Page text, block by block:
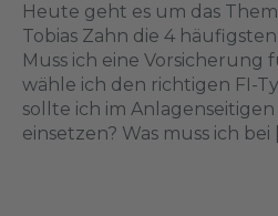
Heute geht es um das
Tobias Zahn die 4
Muss ich eine Vorsicherung
wähle ich den richtigen FI-
sollte ich im
einsetzen? Was muss ich bei